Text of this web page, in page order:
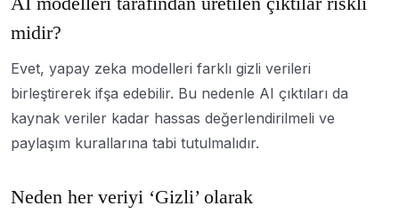
midir?
Evet, yapay zeka modelleri farklı gizli verileri
birleştirerek ifşa edebilir. Bu nedenle AI çıktıları da
kaynak veriler kadar hassas değerlendirilmeli ve
paylaşım kurallarına tabi tutulmalıdır.
Neden her veriyi ‘Gizli’ olarak